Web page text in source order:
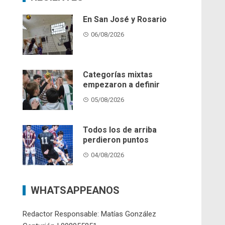
En San José y Rosario
06/08/2026
Categorías mixtas
empezaron a definir
05/08/2026
Todos los de arriba
perdieron puntos
04/08/2026
WHATSAPPEANOS
Redactor Responsable: Matías González